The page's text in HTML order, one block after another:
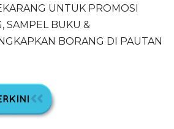
UNTUK PROMOSI
SAMPEL BUKU &
BORANG DI PAUTAN